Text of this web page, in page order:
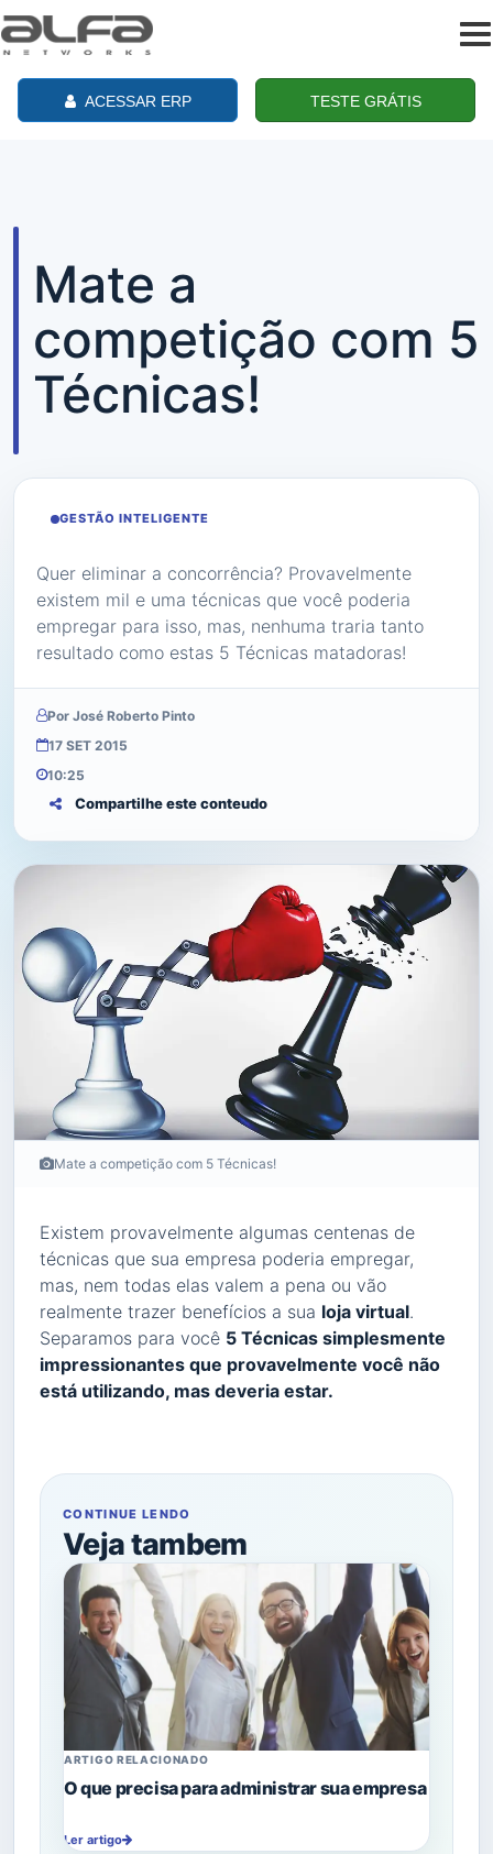
ACESSAR ERP TESTE GRÁTIS
Mate a
competição com 5
Técnicas!
GESTÃO INTELIGENTE
Quer eliminar a concorrência? Provavelmente
existem mil e uma técnicas que você poderia
empregar para isso, mas, nenhuma traria tanto
resultado como estas 5 Técnicas matadoras!
Por José Roberto Pinto
17 SET 2015
10:25
Compartilhe este conteudo
Mate a competição com 5 Técnicas!
Existem provavelmente algumas centenas de
técnicas que sua empresa poderia empregar,
mas, nem todas elas valem a pena ou vão
realmente trazer benefícios a sua loja virtual.
Separamos para você 5 Técnicas simplesmente
impressionantes que provavelmente você não
está utilizando, mas deveria estar.
CONTINUE LENDO
Veja tambem
ARTIGO RELACIONADO
O que precisa para administrar sua empresa
Ler artigo